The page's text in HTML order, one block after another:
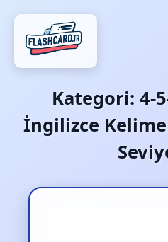
Kategori: 4-
İngilizce